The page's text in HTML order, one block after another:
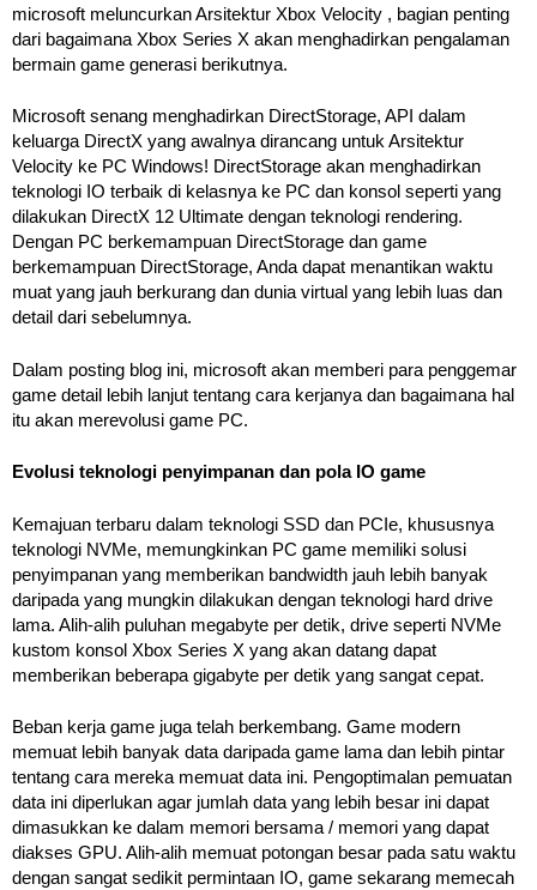
microsoft meluncurkan Arsitektur Xbox Velocity , bagian penting
dari bagaimana Xbox Series X akan menghadirkan pengalaman
bermain game generasi berikutnya.
Microsoft senang menghadirkan DirectStorage, API dalam
keluarga DirectX yang awalnya dirancang untuk Arsitektur
Velocity ke PC Windows! DirectStorage akan menghadirkan
teknologi IO terbaik di kelasnya ke PC dan konsol seperti yang
dilakukan DirectX 12 Ultimate dengan teknologi rendering.
Dengan PC berkemampuan DirectStorage dan game
berkemampuan DirectStorage, Anda dapat menantikan waktu
muat yang jauh berkurang dan dunia virtual yang lebih luas dan
detail dari sebelumnya.
Dalam posting blog ini, microsoft akan memberi para penggemar
game detail lebih lanjut tentang cara kerjanya dan bagaimana hal
itu akan merevolusi game PC.
Evolusi teknologi penyimpanan dan pola IO game
Kemajuan terbaru dalam teknologi SSD dan PCIe, khususnya
teknologi NVMe, memungkinkan PC game memiliki solusi
penyimpanan yang memberikan bandwidth jauh lebih banyak
daripada yang mungkin dilakukan dengan teknologi hard drive
lama. Alih-alih puluhan megabyte per detik, drive seperti NVMe
kustom konsol Xbox Series X yang akan datang dapat
memberikan beberapa gigabyte per detik yang sangat cepat.
Beban kerja game juga telah berkembang. Game modern
memuat lebih banyak data daripada game lama dan lebih pintar
tentang cara mereka memuat data ini. Pengoptimalan pemuatan
data ini diperlukan agar jumlah data yang lebih besar ini dapat
dimasukkan ke dalam memori bersama / memori yang dapat
diakses GPU. Alih-alih memuat potongan besar pada satu waktu
dengan sangat sedikit permintaan IO, game sekarang memecah